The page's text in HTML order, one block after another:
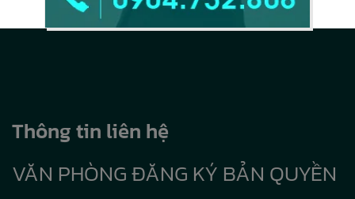
Thông tin liên hệ
VĂN PHÒNG ĐĂNG KÝ BẢN QUYỀN